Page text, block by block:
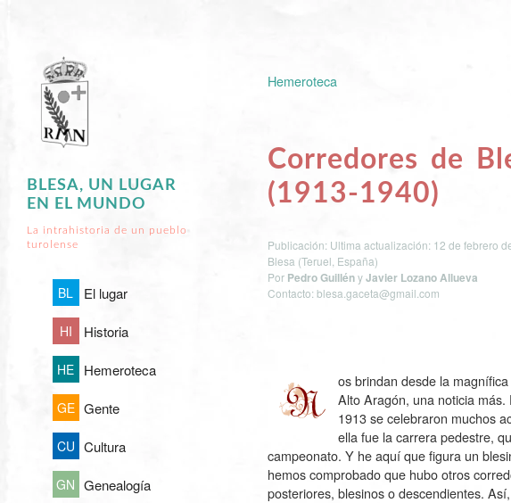
BLESA, UN LUGAR
EN EL MUNDO
La intrahistoria de un pueblo
turolense
BL El lugar
HI Historia
HE Hemeroteca
GE Gente
CU Cultura
GN Genealogía
Hemeroteca
Corredores de
(1913-1940)
Publicación: Ultima actualización: 12 de febrero
Blesa (Teruel, España)
Por Pedro GuillényJavier Lozano Allueva
Contacto: blesa.gaceta@gmail.com
os brindan desde la
Alto Aragón, una noticia
1913 se celebraron muchos
ella fue la carrera pedestre,
campeonato. Y he aquí que figura un
hemos comprobado que hubo otros
posteriores, blesinos o descendientes.